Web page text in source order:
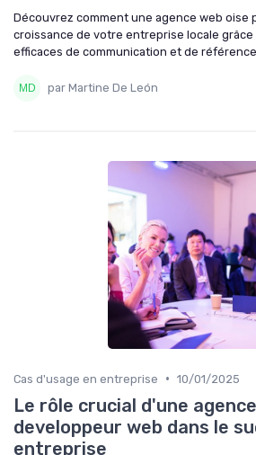
Découvrez comment une agence web oise
croissance de votre entreprise locale
efficaces de communication et de
par Martine De León
Cas d'usage en entreprise • 10/01/2025
Le rôle crucial d'une
developpeur web dans le
entreprise